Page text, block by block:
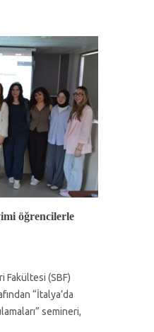
öğrencilerle
Fakültesi (SBF)
“İtalya’da
semineri,